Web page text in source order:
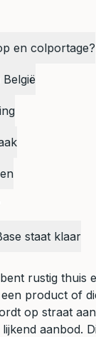
en colportage?
staat klaar
rustig thuis
product of
op straat
aanbod.